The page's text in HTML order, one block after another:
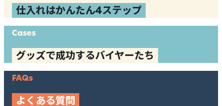
仕入れはかんたん4ステップ
Cases
グッズで成功するバイヤーたち
FAQs
よくある質問